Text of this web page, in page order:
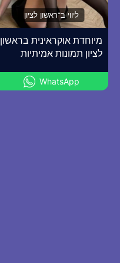
ליווי ב־ראשון לציון
מיוחדת אוקראינית בראשון
לציון תמונות אמיתיות
WhatsApp